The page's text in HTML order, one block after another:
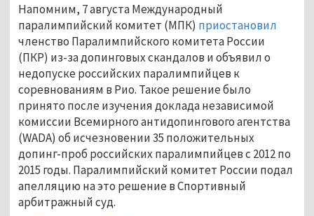
Напомним, 7 августа Международный
паралимпийский комитет (МПК) приостановил
членство Паралимпийского комитета России
(ПКР) из-за допинговых скандалов и объявил о
недопуске российских паралимпийцев к
соревнованиям в Рио. Такое решение было
принято после изучения доклада независимой
комиссии Всемирного антидопингового агентства
(WADA) об исчезновении 35 положительных
допинг-проб российских паралимпийцев с 2012 по
2015 годы. Паралимпийский комитет России подал
апелляцию на это решение в Спортивный
арбитражный суд.